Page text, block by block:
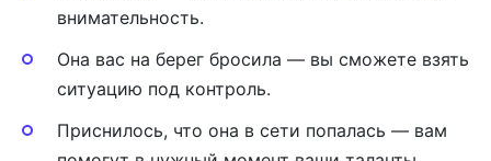
внимательность.
Она вас на берег бросила — вы сможете взять
ситуацию под контроль.
Приснилось, что она в сети попалась — вам